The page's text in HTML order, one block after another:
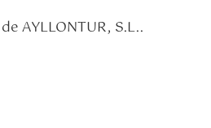
AYLLONTUR, S.L..